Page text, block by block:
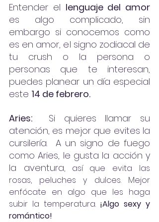
Entender el
es algo complicado, sin
embargo si conocemos como
es en amor, el signo zodiacal de
tu crush o la persona o
personas que te interesan,
puedes planear un día especial
este 14 de febrero.
Aries: Si quieres llamar su
atención, es mejor que evites la
cursilería.  A un signo de fuego
como Aries, le gusta la acción y
la aventura, así que evita las
rosas, peluches y dulces. Mejor
enfócate en algo que les haga
subir la temperatura. ¡Algo sexy y
romántico!